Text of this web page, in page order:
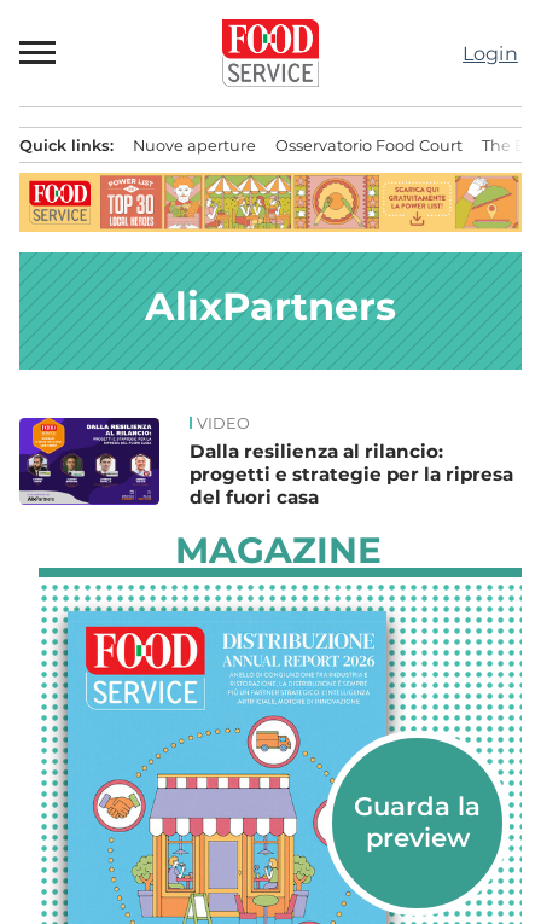
al
contenuto
Login
principale
Quick links: Nuove aperture Osservatorio Food Court The
AlixPartners
News SPONSORED VIDEO
Dalla resilienza al rilancio:
progetti e strategie per la ripresa
del fuori casa
MAGAZINE